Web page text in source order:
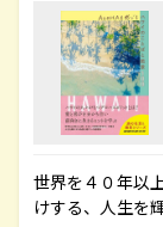
世界を４０年以
けする、人生を